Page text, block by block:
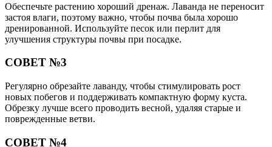
Обеспечьте растению хороший дренаж. Лаванда не переносит
застоя влаги, поэтому важно, чтобы почва была хорошо
дренированной. Используйте песок или перлит для
улучшения структуры почвы при посадке.
СОВЕТ №3
Регулярно обрезайте лаванду, чтобы стимулировать рост
новых побегов и поддерживать компактную форму куста.
Обрезку лучше всего проводить весной, удаляя старые и
поврежденные ветви.
СОВЕТ №4